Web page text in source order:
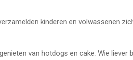
kinderen en volwassenen
van hotdogs en cake. Wie liever